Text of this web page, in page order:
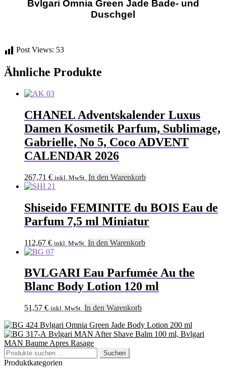
Bvlgari Omnia Green Jade Bade- und
Duschgel
Post Views: 53
Ähnliche Produkte
CHANEL Adventskalender Luxus
Damen Kosmetik Parfum, Sublimage,
Gabrielle, No 5, Coco ADVENT
CALENDAR 2026
267,71 € inkl. MwSt. In den Warenkorb
Shiseido FEMINITE du BOIS Eau de
Parfum 7,5 ml Miniatur
112,67 € inkl. MwSt. In den Warenkorb
BVLGARI Eau Parfumée Au the
Blanc Body Lotion 120 ml
51,57 € inkl. MwSt. In den Warenkorb
Bvlgari Omnia Green Jade Body Lotion 200 ml
Bvlgari MAN After Shave Balm 100 ml, Bvlgari
MAN Baume Apres Rasage
Suchen
nach:
Suchen
Produktkategorien